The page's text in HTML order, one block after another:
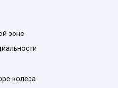
зоне
колеса